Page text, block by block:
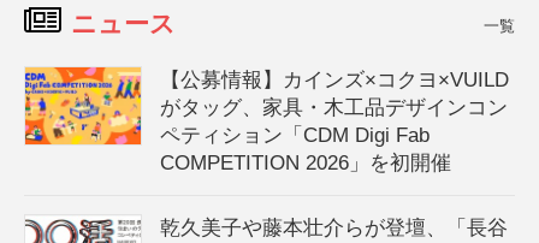
ニュース 一覧
【公募情報】カインズ×コクヨ×VUILD
がタッグ、家具・木工品デザインコン
ペティション「CDM Digi Fab
COMPETITION 2026」を初開催
乾久美子や藤本壮介らが登壇、「長谷